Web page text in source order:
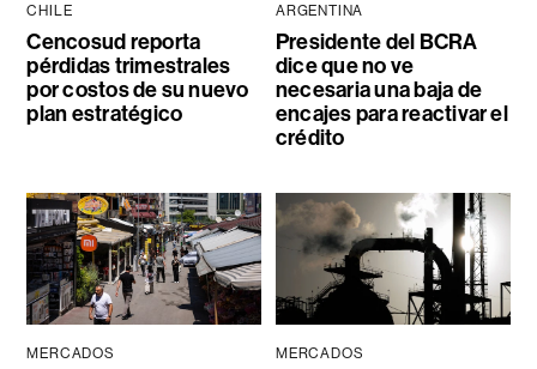
CHILE
Cencosud reporta
pérdidas trimestrales
por costos de su nuevo
plan estratégico
ARGENTINA
Presidente del BCRA
dice que no ve
necesaria una baja de
encajes para reactivar el
crédito
MERCADOS MERCADOS